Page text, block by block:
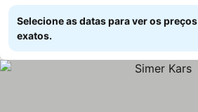
Selecione as datas para ver os preços
exatos.